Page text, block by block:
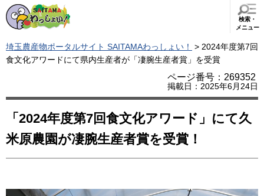
検索・
メニュー
埼玉農産物ポータルサイト SAITAMAわっしょい！
> 2024年度第7回
食文化アワードにて県内生産者が「凄腕生産者賞」を受賞
ページ番号：269352
掲載日：2025年6月24日
「2024年度第7回食文化アワード」にて久
米原農園が凄腕生産者賞を受賞！